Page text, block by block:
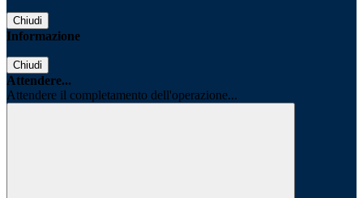
Chiudi
Informazione
Chiudi
Attendere...
Attendere il completamento dell'operazione...